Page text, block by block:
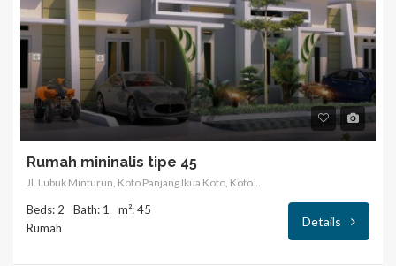
Rumah mininalis tipe 45
Jl. Lubuk Minturun, Koto Panjang Ikua Koto, Koto Tangah, Kota Padang, Sumatera Barat, Indonesia
Beds: 2 Bath: 1
m²: 45
Rumah
Details